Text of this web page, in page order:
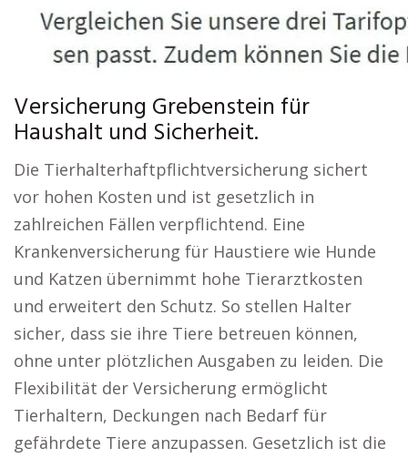
Versicherung Grebenstein für
Haushalt und Sicherheit.
Die Tierhalterhaftpflichtversicherung sichert
vor hohen Kosten und ist gesetzlich in
zahlreichen Fällen verpflichtend. Eine
Krankenversicherung für Haustiere wie Hunde
und Katzen übernimmt hohe Tierarztkosten
und erweitert den Schutz. So stellen Halter
sicher, dass sie ihre Tiere betreuen können,
ohne unter plötzlichen Ausgaben zu leiden. Die
Flexibilität der Versicherung ermöglicht
Tierhaltern, Deckungen nach Bedarf für
gefährdete Tiere anzupassen. Gesetzlich ist die